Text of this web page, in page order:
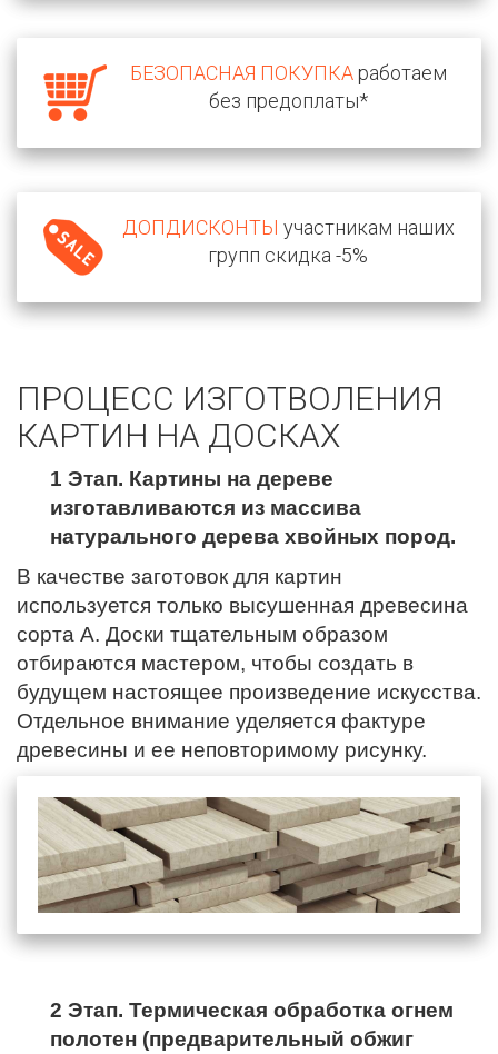
БЕЗОПАСНАЯ ПОКУПКАработаем
без предоплаты*
ДОПДИСКОНТЫ участникам наших
групп скидка -5%
ПРОЦЕСС ИЗГОТВОЛЕНИЯ
КАРТИН НА ДОСКАХ
1 Этап. Картины на дереве
изготавливаются из массива
натурального дерева хвойных пород.
В качестве заготовок для картин
используется только высушенная древесина
сорта А. Доски тщательным образом
отбираются мастером, чтобы создать в
будущем настоящее произведение искусства.
Отдельное внимание уделяется фактуре
древесины и ее неповторимому рисунку.
2 Этап. Термическая обработка огнем
полотен (предварительный обжиг